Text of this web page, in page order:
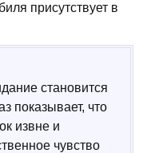
присутствует в
становится
показывает, что
извне и
чувство